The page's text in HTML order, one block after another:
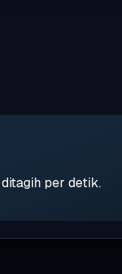
per detik.